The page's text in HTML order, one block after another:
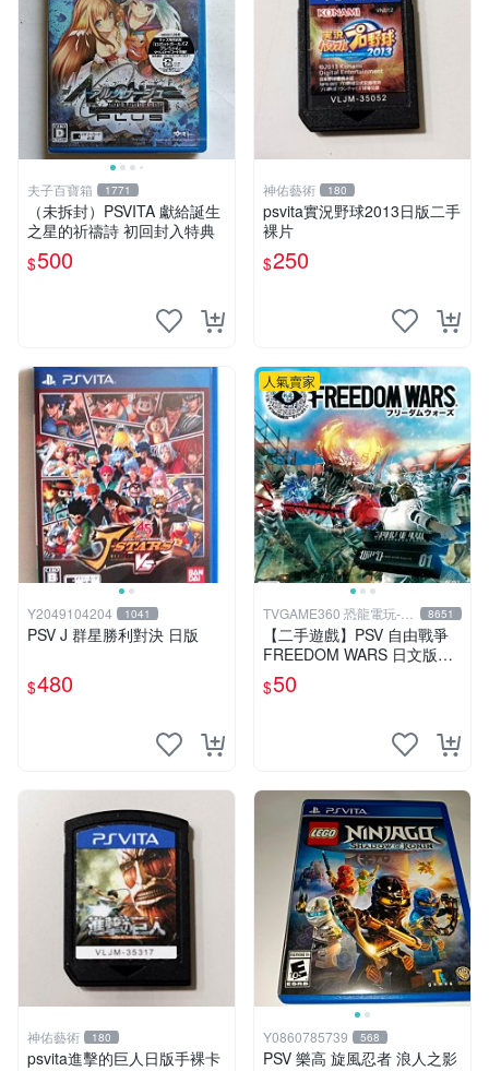
夫子百寶箱 1771
（未拆封）PSVITA 獻給誕生
之星的祈禱詩 初回封入特典
$500
神佑藝術 180
psvita實況野球2013日版二手
裸片
$250
Y2049104204 1041
PSV J 群星勝利對決 日版
$480
人氣賣家
TVGAME360 恐龍電玩-台
中店
8651
【二手遊戲】PSV 自由戰爭
FREEDOM WARS 日文版
【台中恐龍電玩】
$50
神佑藝術 180
psvita進擊的巨人日版手裸卡
Y0860785739 568
PSV 樂高 旋風忍者 浪人之影